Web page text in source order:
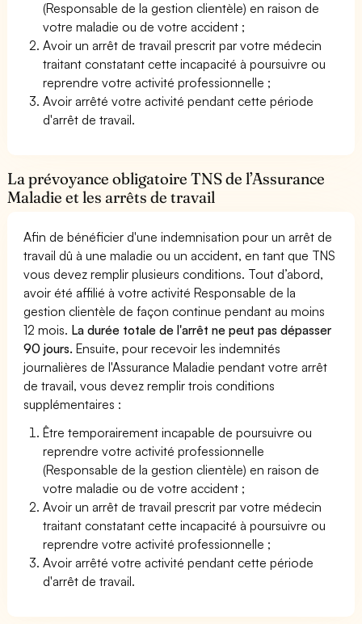
(Responsable de la gestion clientèle) en raison de
votre maladie ou de votre accident ;
Avoir un arrêt de travail prescrit par votre médecin
traitant constatant cette incapacité à poursuivre ou
reprendre votre activité professionnelle ;
Avoir arrêté votre activité pendant cette période
d'arrêt de travail.
La prévoyance obligatoire TNS de l’Assurance
Maladie et les arrêts de travail
Afin de bénéficier d'une indemnisation pour un arrêt de
travail dû à une maladie ou un accident, en tant que TNS
vous devez remplir plusieurs conditions. Tout d’abord,
avoir été affilié à votre activité Responsable de la
gestion clientèle de façon continue pendant au moins
12 mois. La durée totale de l'arrêt ne peut pas dépasser
90 jours. Ensuite, pour recevoir les indemnités
journalières de l'Assurance Maladie pendant votre arrêt
de travail, vous devez remplir trois conditions
supplémentaires :
Être temporairement incapable de poursuivre ou
reprendre votre activité professionnelle
(Responsable de la gestion clientèle) en raison de
votre maladie ou de votre accident ;
Avoir un arrêt de travail prescrit par votre médecin
traitant constatant cette incapacité à poursuivre ou
reprendre votre activité professionnelle ;
Avoir arrêté votre activité pendant cette période
d'arrêt de travail.